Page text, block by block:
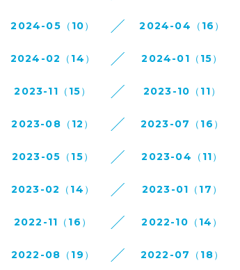
2024-05（10） 2024-04（16）
2024-02（14） 2024-01（15）
2023-11（15） 2023-10（11）
2023-08（12） 2023-07（16）
2023-05（15） 2023-04（11）
2023-02（14） 2023-01（17）
2022-11（16） 2022-10（14）
2022-08（19） 2022-07（18）